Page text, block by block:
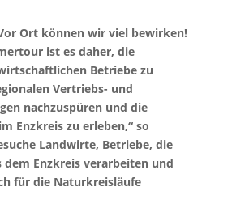
Ort können wir viel bewirken!
ist es daher, die
Betriebe zu
Vertriebs- und
nachzuspüren und die
Enzkreis zu erleben,“ so
Landwirte, Betriebe, die
dem Enzkreis verarbeiten und
für die Naturkreisläufe